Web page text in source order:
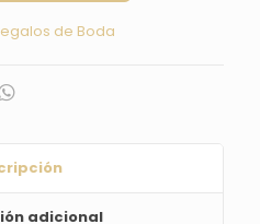
de Boda
adicional